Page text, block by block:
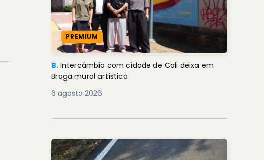
PREMIUM
B. Intercâmbio com cidade de Cali deixa em
Braga mural artístico
6 agosto 2026